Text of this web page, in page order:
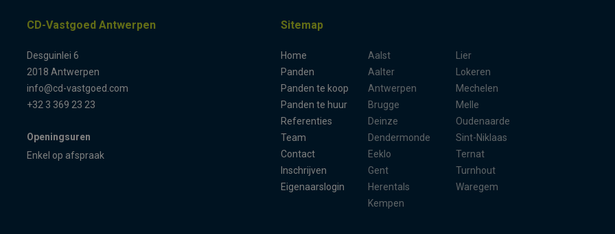
CD-Vastgoed Antwerpen
Desguinlei 6
2018 Antwerpen
info@cd-vastgoed.com
+32 3 369 23 23
Openingsuren
Enkel op afspraak
Sitemap
Home
Panden
Panden te koop
Panden te huur
Referenties
Team
Contact
Inschrijven
Eigenaarslogin
Aalst
Aalter
Antwerpen
Brugge
Deinze
Dendermonde
Eeklo
Gent
Herentals
Kempen
Lier
Lokeren
Mechelen
Melle
Oudenaarde
Sint-Niklaas
Ternat
Turnhout
Waregem